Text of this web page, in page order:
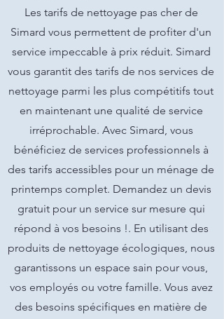
Les tarifs de nettoyage pas cher de
Simard vous permettent de profiter d'un
service impeccable à prix réduit. Simard
vous garantit des tarifs de nos services de
nettoyage parmi les plus compétitifs tout
en maintenant une qualité de service
irréprochable. Avec Simard, vous
bénéficiez de services professionnels à
des tarifs accessibles pour un ménage de
printemps complet. Demandez un devis
gratuit pour un service sur mesure qui
répond à vos besoins !. En utilisant des
produits de nettoyage écologiques, nous
garantissons un espace sain pour vous,
vos employés ou votre famille. Vous avez
des besoins spécifiques en matière de